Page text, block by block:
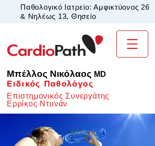
Παθολογικό Ιατρείο: Αμφικτύονος 26
& Νηλέως 13, Θησείο
Μπέλλος Νικόλαος MD
Ειδικός Παθολόγος
Επιστημονικός Συνεργάτης
Ερρίκος Ντυνάν